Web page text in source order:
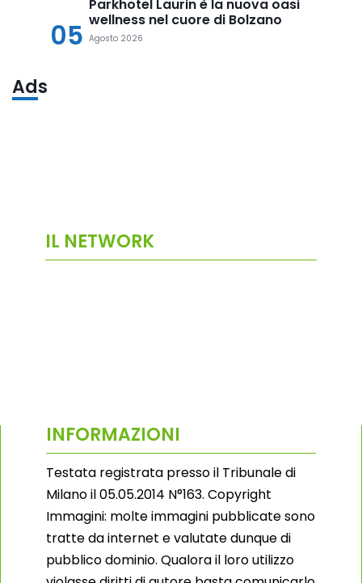
05
Parkhotel Laurin è la nuova oasi
wellness nel cuore di Bolzano
Agosto 2026
Ads
IL NETWORK
INFORMAZIONI
Testata registrata presso il Tribunale di
Milano il 05.05.2014 N°163. Copyright
Immagini: molte immagini pubblicate sono
tratte da internet e valutate dunque di
pubblico dominio. Qualora il loro utilizzo